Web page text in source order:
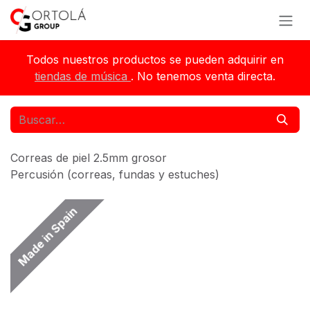
Ir al contenido
Todos nuestros productos se pueden adquirir en
tiendas de música . No tenemos venta directa.
Correas de piel 2.5mm grosor
Percusión (correas, fundas y estuches)
Made in Spain